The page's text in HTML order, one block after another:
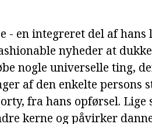
- en integreret del af hans
nyheder at
nogle universelle ting,
af den enkelte persons
fra hans opførsel. Lige
kerne og påvirker